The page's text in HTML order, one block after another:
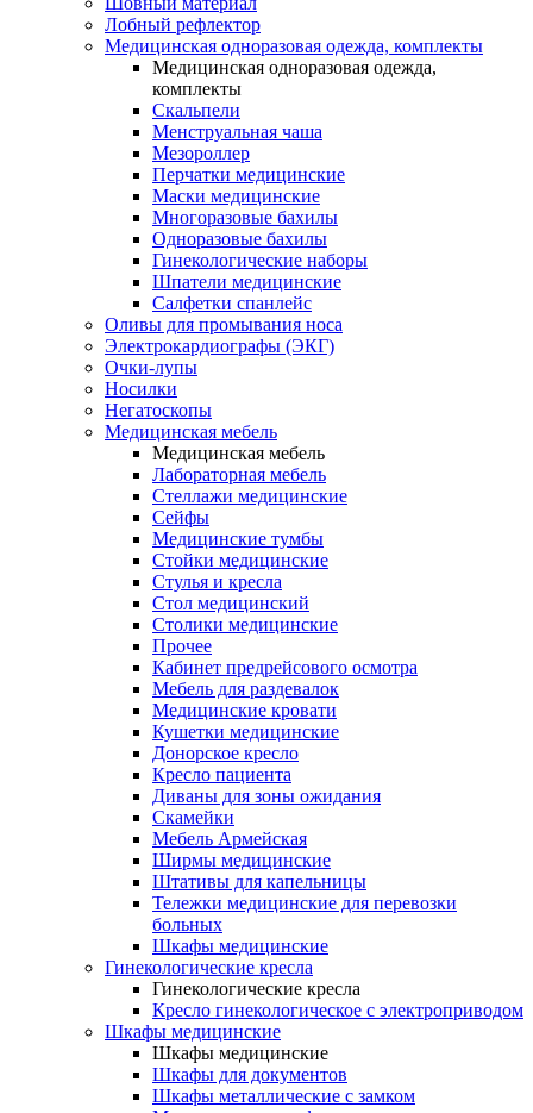
Лобный рефлектор
Медицинская одноразовая одежда, комплекты
Медицинская одноразовая одежда,
комплекты
Скальпели
Менструальная чаша
Мезороллер
Перчатки медицинские
Маски медицинские
Многоразовые бахилы
Одноразовые бахилы
Гинекологические наборы
Шпатели медицинские
Салфетки спанлейс
Оливы для промывания носа
Электрокардиографы (ЭКГ)
Очки-лупы
Носилки
Негатоскопы
Медицинская мебель
Медицинская мебель
Лабораторная мебель
Стеллажи медицинские
Сейфы
Медицинские тумбы
Стойки медицинские
Cтулья и кресла
Стол медицинский
Столики медицинские
Прочее
Кабинет предрейсового осмотра
Мебель для раздевалок
Медицинские кровати
Кушетки медицинские
Донорское кресло
Кресло пациента
Диваны для зоны ожидания
Скамейки
Мебель Армейская
Ширмы медицинские
Штативы для капельницы
Тележки медицинские для перевозки
больных
Шкафы медицинские
Гинекологические кресла
Гинекологические кресла
Кресло гинекологическое с электроприводом
Шкафы медицинские
Шкафы медицинские
Шкафы для документов
Шкафы металлические с замком